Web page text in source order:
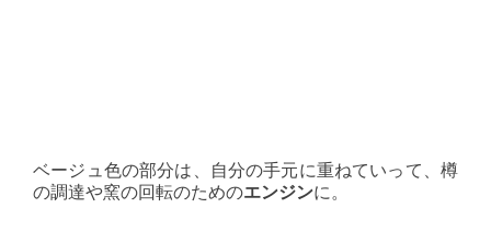
ベージュ色の部分は、自分の手元に重ねていって、樽
の調達や窯の回転のためのエンジンに。